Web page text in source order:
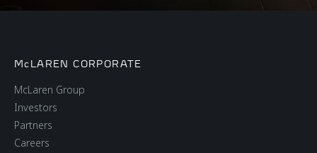
McLAREN CORPORATE
McLaren Group
Investors
Partners
Careers